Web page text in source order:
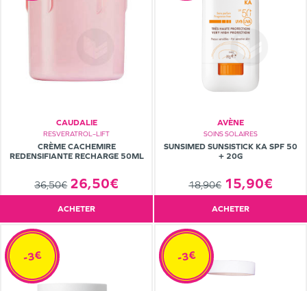
CAUDALIE
RESVERATROL–LIFT
CRÈME CACHEMIRE
REDENSIFIANTE RECHARGE 50ML
36,50€ 26,50€
ACHETER
AVÈNE
SOINS SOLAIRES
SUNSIMED SUNSISTICK KA SPF 50
+ 20G
18,90€ 15,90€
ACHETER
-3€ -3€